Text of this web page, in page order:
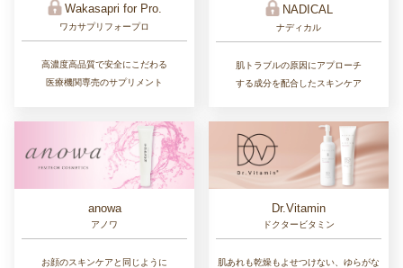
Wakasapri for Pro.
ワカサプリフォープロ
高濃度高品質で安全にこだわる
医療機関専売のサプリメント
NADICAL
ナディカル
肌トラブルの原因にアプローチ
する成分を配合したスキンケア
anowa
アノワ
お顔のスキンケアと同じように
Dr.Vitamin
ドクタービタミン
肌あれも乾燥もよせつけない、ゆらがな